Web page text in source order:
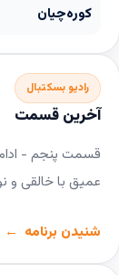
کوره‌چیان
رادیو بسکتبال
آخرین قسمت
قسمت پنجم -
عمیق با خالقی و
شنیدن برنامه